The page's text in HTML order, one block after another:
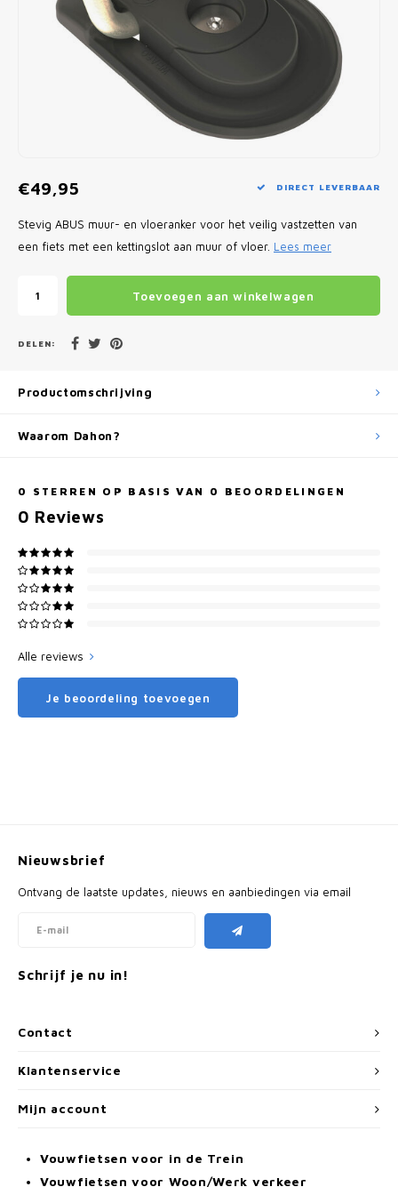
Fietscomputers
€49,95 DIRECT LEVERBAAR
Stevig ABUS muur- en vloeranker voor het veilig vastzetten van
een fiets met een kettingslot aan muur of vloer. Lees meer
Toevoegen aan winkelwagen
DELEN:
Productomschrijving
Waarom Dahon?
0 STERREN OP BASIS VAN 0 BEOORDELINGEN
0 Reviews
Alle reviews
Je beoordeling toevoegen
Contact
Nieuwsbrief
Ontvang de laatste updates, nieuws en aanbiedingen via email
Schrijf je nu in!
Klantenservice
Mijn account
Vouwfietsen voor in de Trein
Vouwfietsen voor Woon/Werk verkeer